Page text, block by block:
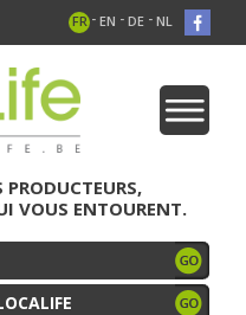
FR - EN - DE - NL
PRODUCTEURS,
VOUS ENTOURENT.